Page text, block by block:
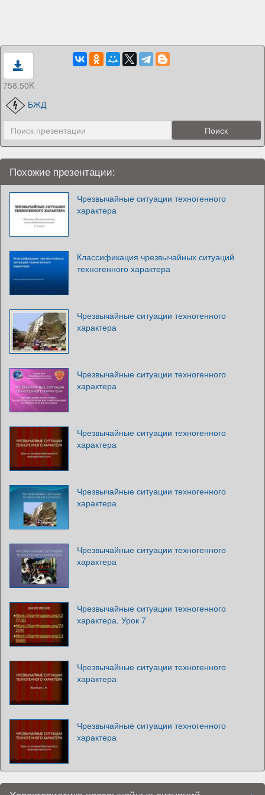
758.50K
БЖД
Похожие презентации:
Чрезвычайные ситуации техногенного
характера
Классификация чрезвычайных ситуаций
техногенного характера
Чрезвычайные ситуации техногенного
характера
Чрезвычайные ситуации техногенного
характера
Чрезвычайные ситуации техногенного
характера
Чрезвычайные ситуации техногенного
характера
Чрезвычайные ситуации техногенного
характера
Чрезвычайные ситуации техногенного
характера. Урок 7
Чрезвычайные ситуации техногенного
характера
Чрезвычайные ситуации техногенного
характера